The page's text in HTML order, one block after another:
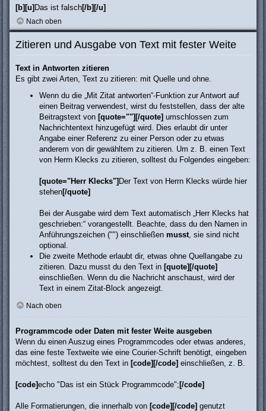
[b][u]Das ist falsch[/b][/u]
Nach oben
Zitieren und Ausgabe von Text mit fester Weite
Text in Antworten zitieren
Es gibt zwei Arten, Text zu zitieren: mit Quelle und ohne.
Wenn du die „Mit Zitat antworten“-Funktion zur Antwort auf
einen Beitrag verwendest, wirst du feststellen, dass der alte
Beitragstext von [quote=""][/quote] umschlossen zum
Nachrichtentext hinzugefügt wird. Dies erlaubt dir unter
Angabe einer Referenz zu einer Person oder zu etwas
anderem von dir gewähltem zu zitieren. Um z. B. einen Text
von Herrn Klecks zu zitieren, solltest du Folgendes eingeben:
[quote="Herr Klecks"] Der Text von Herrn Klecks würde hier
stehen[/quote]
Bei der Ausgabe wird dem Text automatisch „Herr Klecks hat
geschrieben:“ vorangestellt. Beachte, dass du den Namen in
Anführungszeichen ("") einschließen musst, sie sind nicht
optional.
Die zweite Methode erlaubt dir, etwas ohne Quellangabe zu
zitieren. Dazu musst du den Text in [quote][/quote]
einschließen. Wenn du die Nachricht anschaust, wird der
Text in einem Zitat-Block angezeigt.
Nach oben
Programmcode oder Daten mit fester Weite ausgeben
Wenn du einen Auszug eines Programmcodes oder etwas anderes,
das eine feste Textweite wie eine Courier-Schrift benötigt, eingeben
möchtest, solltest du den Text in [code][/code] einschließen, z. B.
[code]echo "Das ist ein Stück Programmcode";[/code]
Alle Formatierungen, die innerhalb von [code][/code] genutzt